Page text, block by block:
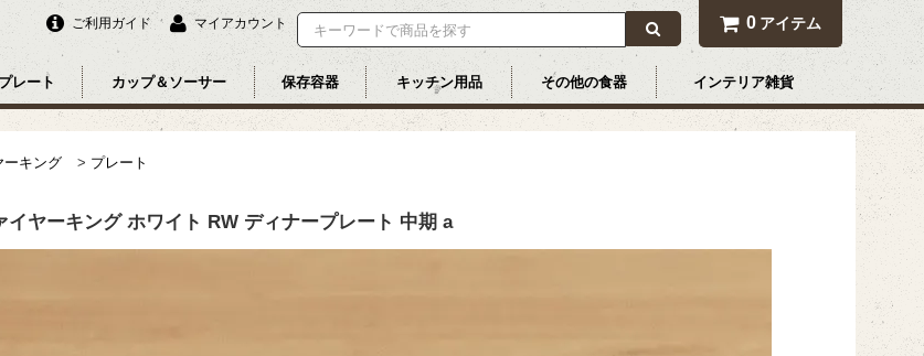
ご利用ガイド マイアカウント 0 アイテム
プレート カップ＆ソーサー 保存容器 キッチン用品 その他の食器 インテリア雑貨
ーキング > プレート
イヤーキング ホワイト RW ディナープレート 中期 a